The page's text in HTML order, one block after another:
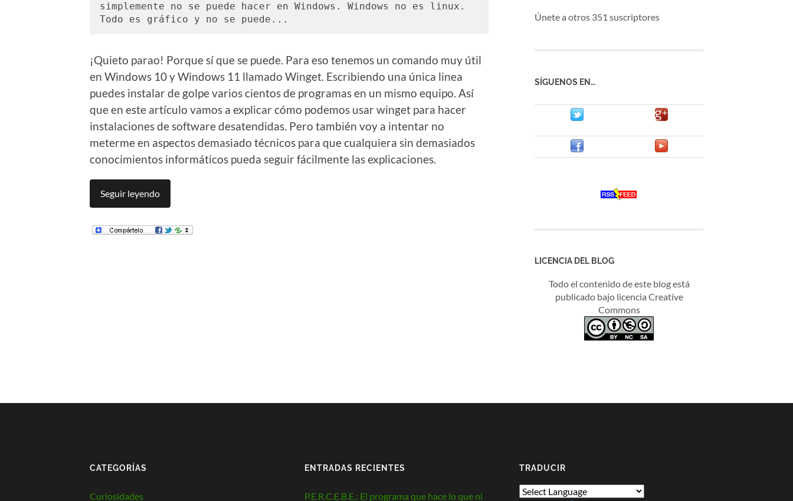
simplemente no se puede hacer en Windows. Windows no es linux.
Todo es gráfico y no se puede...
¡Quieto parao! Porque sí que se puede. Para eso tenemos un comando muy útil
en Windows 10 y Windows 11 llamado Winget. Escribiendo una única linea
puedes instalar de golpe varios cientos de programas en un mismo equipo. Así
que en este artículo vamos a explicar cómo podemos usar winget para hacer
instalaciones de software desatendidas. Pero también voy a intentar no
meterme en aspectos demasiado técnicos para que cualquiera sin demasiados
conocimientos informáticos pueda seguir fácilmente las explicaciones.
Seguir leyendo
Únete a otros 351 suscriptores
SÍGUENOS EN…
LICENCIA DEL BLOG
Todo el contenido de este blog está
publicado bajo licencia Creative
Commons
CATEGORÍAS
Curiosidades
ENTRADAS RECIENTES
P.E.R.C.E.B.E.: El programa que hace lo que ni
TRADUCIR